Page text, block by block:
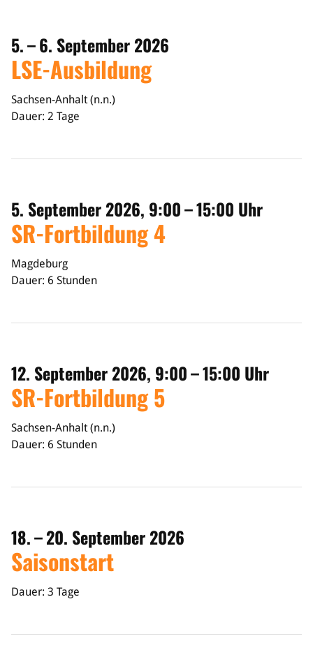
5. – 6. September 2026
LSE-Ausbildung
Sachsen-Anhalt (n.n.)
Dauer: 2 Tage
5. September 2026, 9:00 – 15:00 Uhr
SR-Fortbildung 4
Magdeburg
Dauer: 6 Stunden
12. September 2026, 9:00 – 15:00 Uhr
SR-Fortbildung 5
Sachsen-Anhalt (n.n.)
Dauer: 6 Stunden
18. – 20. September 2026
Saisonstart
Dauer: 3 Tage